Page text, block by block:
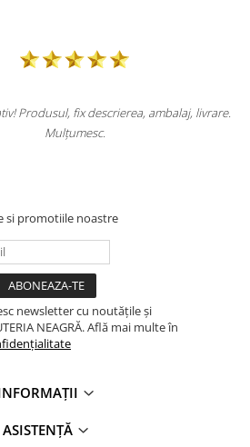
fix descrierea, ambalaj, livrare.
Mulțumesc.
si promotiile noastre
newsletter cu noutățile și
NEAGRĂ. Află mai multe în
ASISTENȚĂ